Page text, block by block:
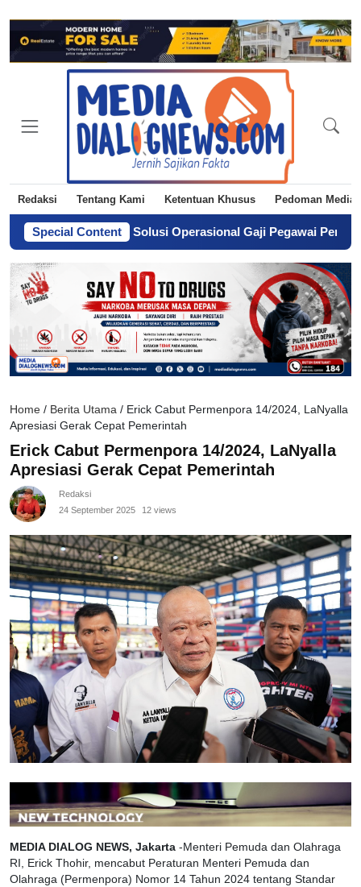
Redaksi Tentang Kami Ketentuan Khusus Pedoman Media
Special Content
sebagai Solusi Operasional Gaji Pegawai Pemda- Dari
Home / Berita Utama / Erick Cabut Permenpora 14/2024, LaNyalla
Apresiasi Gerak Cepat Pemerintah
Erick Cabut Permenpora 14/2024, LaNyalla
Apresiasi Gerak Cepat Pemerintah
Redaksi
24 September 2025
12 views
MEDIA DIALOG NEWS, Jakarta -Menteri Pemuda dan Olahraga
RI, Erick Thohir, mencabut Peraturan Menteri Pemuda dan
Olahraga (Permenpora) Nomor 14 Tahun 2024 tentang Standar